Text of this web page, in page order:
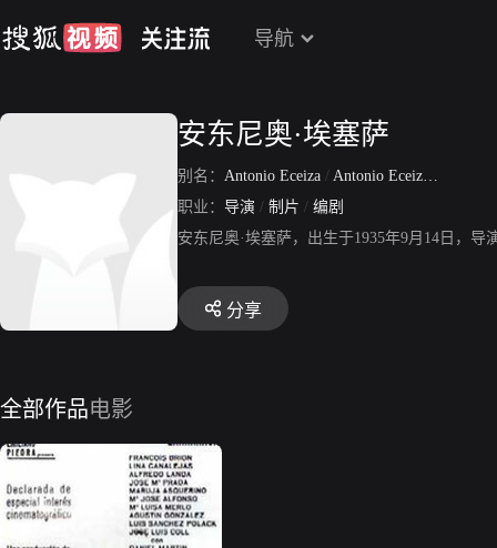
导航
安东尼奥·埃塞萨
别名： Antonio Eceiza / Antonio Eceiza Sansinenea
职业： 导演 / 制片 / 编剧
安东尼奥·埃塞萨，出生于1935年9月14日，
分享
全部作品电影